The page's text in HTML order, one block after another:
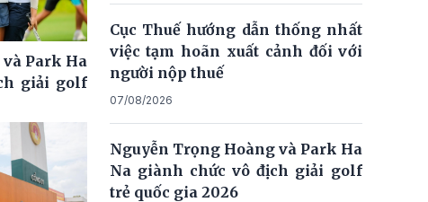
Park Ha
giải golf
Cục Thuế hướng dẫn thống nhất
việc tạm hoãn xuất cảnh đối với
người nộp thuế
07/08/2026
Nguyễn Trọng Hoàng và Park Ha
Na giành chức vô địch giải golf
trẻ quốc gia 2026